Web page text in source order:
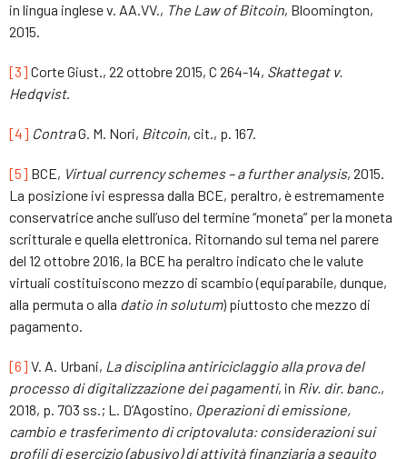
in lingua inglese v. AA.VV., The Law of Bitcoin, Bloomington,
2015.
[3] Corte Giust., 22 ottobre 2015, C 264-14, Skattegat v.
Hedqvist.
[4] ContraG. M. Nori, Bitcoin, cit., p. 167.
[5] BCE, Virtual currency schemes – a further analysis, 2015.
La posizione ivi espressa dalla BCE, peraltro, è estremamente
conservatrice anche sull’uso del termine “moneta” per la moneta
scritturale e quella elettronica. Ritornando sul tema nel parere
del 12 ottobre 2016, la BCE ha peraltro indicato che le valute
virtuali costituiscono mezzo di scambio (equiparabile, dunque,
alla permuta o alla datio in solutum) piuttosto che mezzo di
pagamento.
[6] V. A. Urbani, La disciplina antiriciclaggio alla prova del
processo di digitalizzazione dei pagamenti, in Riv. dir. banc.,
2018, p. 703 ss.; L. D’Agostino, Operazioni di emissione,
cambio e trasferimento di criptovaluta: considerazioni sui
profili di esercizio (abusivo) di attività finanziaria a seguito